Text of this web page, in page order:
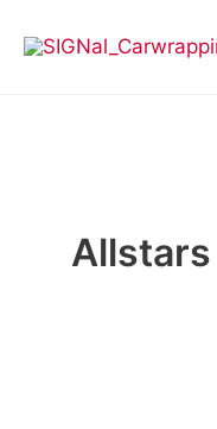
Inhalt
Allstars